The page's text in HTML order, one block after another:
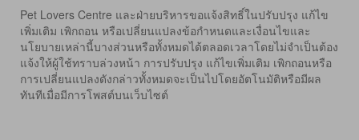
Pet Lovers Centre และฝ่ายบริหารขอแจ้งสิทธิ์ในปรับปรุง แก้ไข
เพิ่มเติม เพิกถอน หรือเปลี่ยนแปลงข้อกำหนดและเงื่อนไขและ
นโยบายเหล่านี้บางส่วนหรือทั้งหมดได้ตลอดเวลาโดยไม่จำเป็นต้อง
แจ้งให้ผู้ใช้ทราบล่วงหน้า การปรับปรุง แก้ไขเพิ่มเติม เพิกถอนหรือ
การเปลี่ยนแปลงดังกล่าวทั้งหมดจะเป็นไปโดยอัตโนมัติหรือมีผล
ทันทีเมื่อมีการโพสต์บนเว็บไซต์